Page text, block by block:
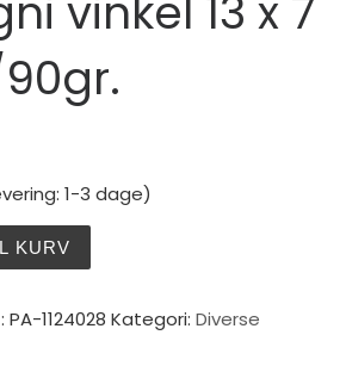
vinkel 13 x 7
1-3 dage)
KURV
PA-1124028 Kategori: Diverse